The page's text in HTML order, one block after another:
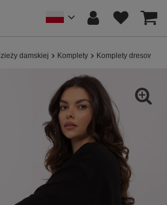
damskiej Komplety Komplety dresowe